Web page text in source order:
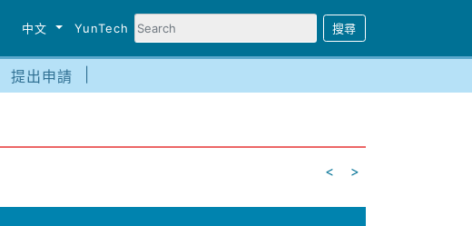
中文 YunTech
提出申請
< >